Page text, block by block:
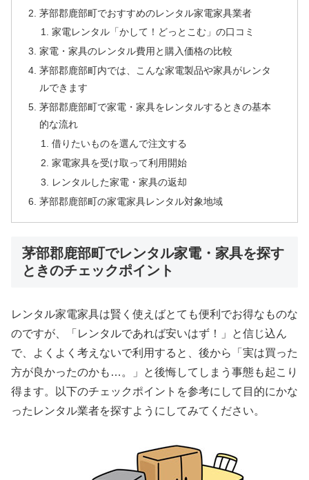
茅部郡鹿部町でおすすめのレンタル家電家具業者
家電レンタル「かして！どっとこむ」の口コミ
家電・家具のレンタル費用と購入価格の比較
茅部郡鹿部町内では、こんな家電製品や家具がレンタ
ルできます
茅部郡鹿部町で家電・家具をレンタルするときの基本
的な流れ
借りたいものを選んで注文する
家電家具を受け取って利用開始
レンタルした家電・家具の返却
茅部郡鹿部町の家電家具レンタル対象地域
茅部郡鹿部町でレンタル家電・家具を探す
ときのチェックポイント
レンタル家電家具は賢く使えばとても便利でお得なものな
のですが、「レンタルであれば安いはず！」と信じ込ん
で、よくよく考えないで利用すると、後から「実は買った
方が良かったのかも…。」と後悔してしまう事態も起こり
得ます。以下のチェックポイントを参考にして目的にかな
ったレンタル業者を探すようにしてみてください。